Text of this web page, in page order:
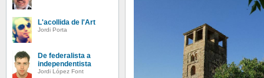
L'acollida de l'Art
Jordi Porta
De federalista a
independentista
Jordi López Font